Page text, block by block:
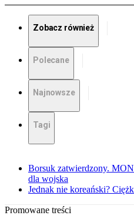
Zobacz również
Polecane
Najnowsze
Tagi
Borsuk zatwierdzony.
dla wojska
Jednak nie koreański?
Promowane treści